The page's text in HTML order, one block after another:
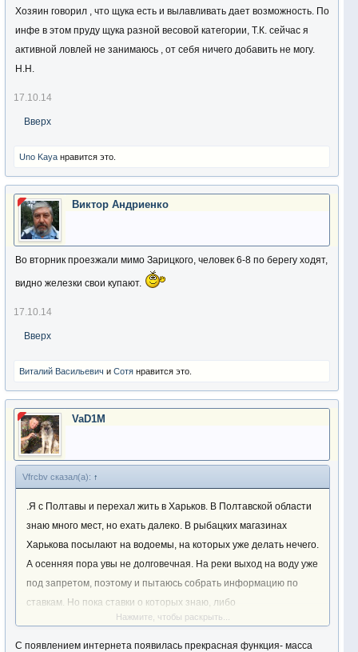
В Полтавской области знаю много мест, но ехать далеко. В
рыбацких магазинах Харькова посылают на водоемы, на
которых уже делать нечего. А осенняя пора увы не
долговечная. На реки выход на воду уже под запретом, поэтому
которых знаю, либо малоперспективные, либо с
микроскопическими судачками. Господа форумчане - буду очень
ловлю хищника и будем признательны за пару советов. Можно
в ЛС.
Хозяин говорил , что щука есть и вылавливать дает возможность. По
инфе в этом пруду щука разной весовой категории, Т.К. сейчас я
активной ловлей не занимаюсь , от себя ничего добавить не могу.
Н.Н.
17.10.14
Вверх
Uno Kaya нравится это.
Виктор Андриенко
Во вторник проезжали мимо Зарицкого, человек 6-8 по берегу ходят,
видно железки свои купают.
17.10.14
Вверх
Виталий Васильевич и Сотя нравится это.
VaD1M
Vfrcbv сказал(а): ↑
.Я с Полтавы и перехал жить в Харьков. В Полтавской области
знаю много мест, но ехать далеко. В рыбацких магазинах
Харькова посылают на водоемы, на которых уже делать нечего.
А осенняя пора увы не долговечная. На реки выход на воду уже
под запретом, поэтому и пытаюсь собрать информацию по
ставкам. Но пока ставки о которых знаю, либо
малоперспективные, либо с микроскопическими судачками.
Господа форумчане - буду очень признателен за совет
Нажмите, чтобы раскрыть...
С появлением интернета появилась прекрасная функция- масса